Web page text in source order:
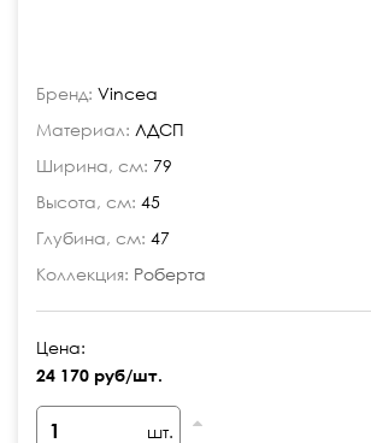
Бренд: Vincea
Материал: ЛДСП
Ширина, см: 79
Высота, см: 45
Глубина, см: 47
Коллекция: Роберта
Цена:
24 170 руб/шт.
шт.